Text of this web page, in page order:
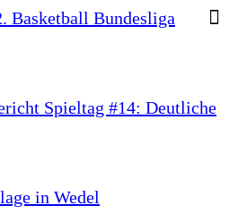
Basketball Bundesliga
Spieltag #14: Deutliche
in Wedel